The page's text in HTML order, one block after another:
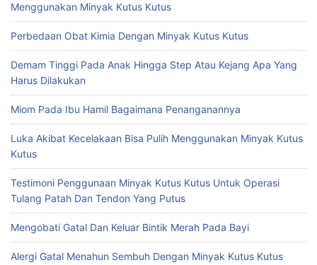
Menggunakan Minyak Kutus Kutus
Perbedaan Obat Kimia Dengan Minyak Kutus Kutus
Demam Tinggi Pada Anak Hingga Step Atau Kejang Apa Yang
Harus Dilakukan
Miom Pada Ibu Hamil Bagaimana Penanganannya
Luka Akibat Kecelakaan Bisa Pulih Menggunakan Minyak Kutus
Kutus
Testimoni Penggunaan Minyak Kutus Kutus Untuk Operasi
Tulang Patah Dan Tendon Yang Putus
Mengobati Gatal Dan Keluar Bintik Merah Pada Bayi
Alergi Gatal Menahun Sembuh Dengan Minyak Kutus Kutus